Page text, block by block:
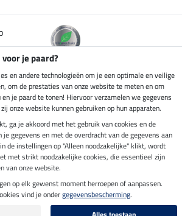
zadel.
Impressum
update op 07.08.2026 om 14:39 uur
je paard?
en andere technologieën om je een optimale en veilige
om de prestaties van onze website te meten en om
je paard te tonen! Hiervoor verzamelen we gegevens
onze website kunnen gebruiken op hun apparaten.
ga je akkoord met het gebruik van cookies en de
gegevens en met de overdracht van de gegevens aan
de instellingen op "Alleen noodzakelijke" klikt, wordt
met strikt noodzakelijke cookies, die essentieel zijn
van onze website.
op elk gewenst moment herroepen of aanpassen.
vind je ondergegevensbescherming.